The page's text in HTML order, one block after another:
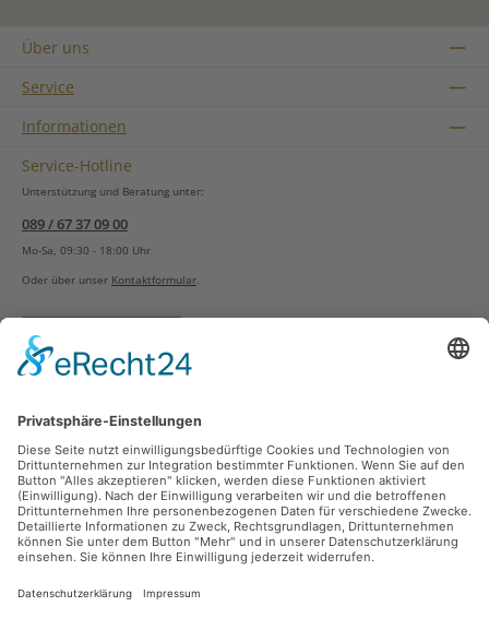
Über uns
Service
Informationen
Service-Hotline
Unterstützung und Beratung unter:
089 / 67 37 09 00
Mo-Sa, 09:30 - 18:00 Uhr
Oder über unser Kontaktformular.
Vertrag widerrufen
Zahlungsarten
Sicher Einkaufen
Ladengeschäft
Newsletter